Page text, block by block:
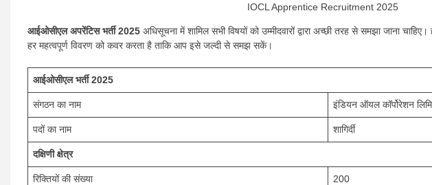
IOCL Apprentice Recruitment 2025
आईओसीएलअपरेंटिस भर्ती 2025 अधिसूचना में शामिल सभी विषयों को उम्मीदवारों द्वारा अच्छी तरह से समझा जाना
हर महत्वपूर्ण विवरण को कवर करता है ताकि आप इसे जल्दी से समझ सकें।
आईओसीएल भर्ती 2025
संगठन का नाम इंडियन ऑयल कॉर्पोरेशन
पदों का नाम शागिर्दी
दक्षिणी क्षेत्र
रिक्तियों की संख्या 200